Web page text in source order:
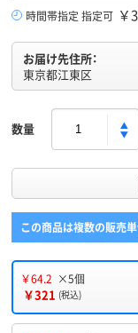
時間帯指定 指定可 ￥
お届け先住所：
東京都江東区
数量
この商品は複数の販売
￥64.2 ×5個
￥321 (税込)